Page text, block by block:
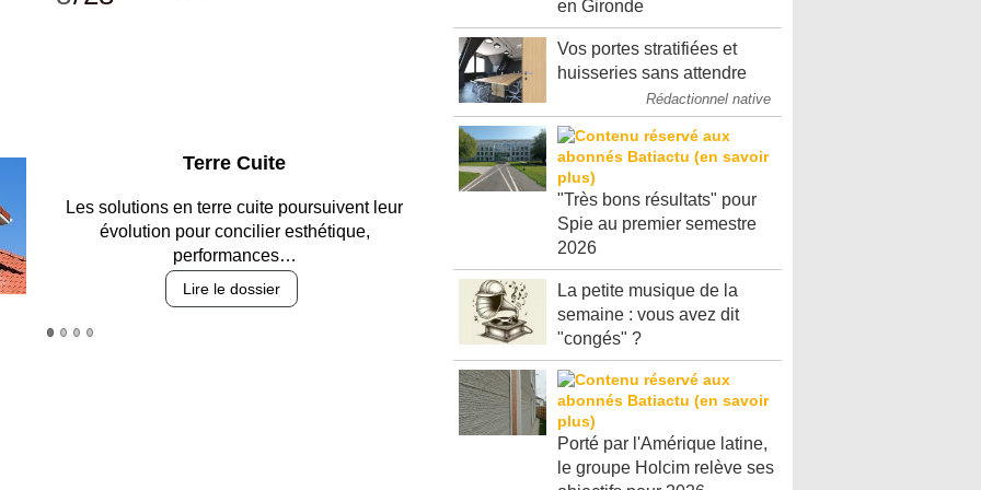
Parking et garages
Entre circulation, sécurisation des accès,
durabilité des revêtements et intégration…
Lire le dossier
en Gironde
Vos portes stratifiées et
huisseries sans attendre
Rédactionnel native
"Très bons résultats" pour
Spie au premier semestre
2026
La petite musique de la
semaine : vous avez dit
"congés" ?
Porté par l'Amérique latine,
le groupe Holcim relève ses